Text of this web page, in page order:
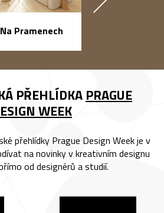
Na Pramenech
PŘEHLÍDKA PRAGUE
WEEK
přehlídky Prague Design Week je v
na novinky v kreativním designu
od designérů a studií.